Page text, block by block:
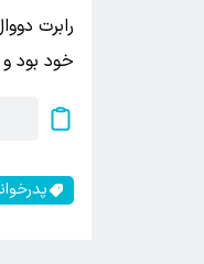
رابرت
خود بود